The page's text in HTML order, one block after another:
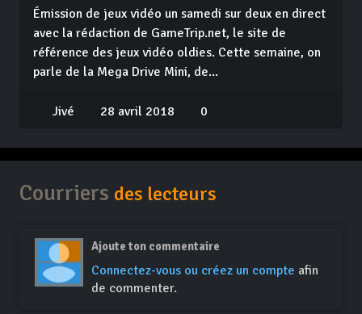
Émission de jeux vidéo un samedi sur deux en direct
avec la rédaction de GameTrip.net, le site de
référence des jeux vidéo oldies. Cette semaine, on
parle de la Mega Drive Mini, de...
Jivé 28 avril 2018 0
Courriers des lecteurs
Ajoute ton commentaire
Connectez-vous ou créez un compte afin
de commenter.